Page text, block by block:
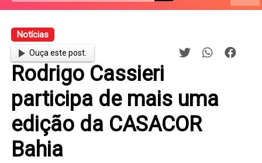
Notícias
Ouça este post.
Rodrigo Cassieri
participa de mais uma
edição da CASACOR
Bahia